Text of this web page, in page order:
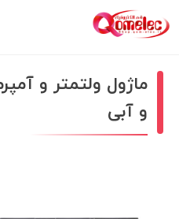
ماژول ولتمتر و
و آبی